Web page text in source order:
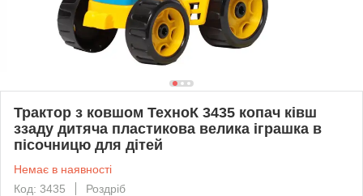
Трактор з ковшом ТехноК 3435 копач ківш
ззаду дитяча пластикова велика іграшка в
пісочницю для дітей
Немає в наявності
Код: 3435
Роздріб